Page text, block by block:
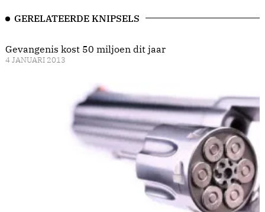
GERELATEERDE KNIPSELS
Gevangenis kost 50 miljoen dit jaar
4 JANUARI 2013